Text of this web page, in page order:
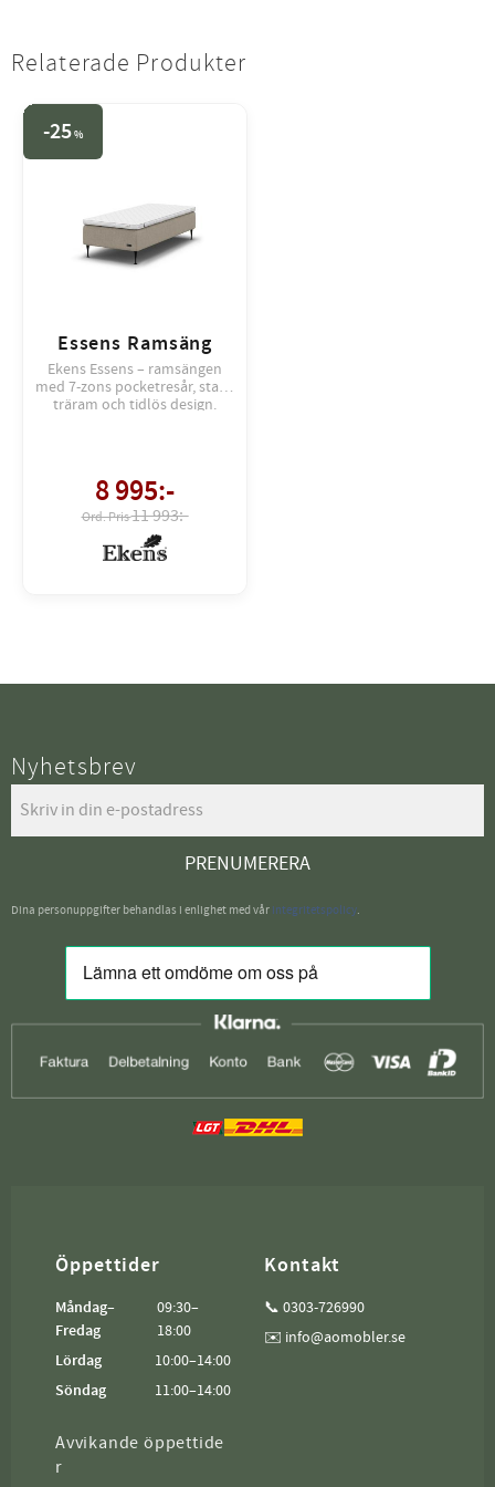
Relaterade Produkter
Essens Ramsäng
Ekens Essens – ramsängen
med 7-zons pocketresår, stabil
träram och tidlös design.
8 995:-
11 993:-
25%
Nyhetsbrev
PRENUMERERA
Dina personuppgifter behandlas i enlighet med vår integritetspolicy.
Öppettider
Måndag–
Fredag
09:30–
18:00
Lördag
10:00–14:00
Söndag
11:00–14:00
Avvikande öppettide
r
Kontakt
📞 0303-726990
✉️ info@aomobler.se